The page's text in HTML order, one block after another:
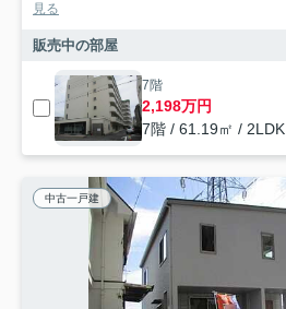
見る
販売中の部屋
7階
2,198万円
7階 / 61.19㎡ / 2LDK
中古一戸建